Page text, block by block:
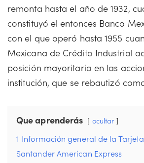
remonta hasta el año de 1932,
constituyó el entonces Banco
con el que operó hasta 1955
Mexicana de Crédito Industrial
posición mayoritaria en las
institución, que se rebautizó
Que aprenderás ocultar
1 Información general de la
Santander American Express